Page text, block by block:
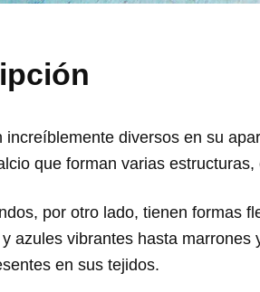
increíblemente diversos en su
que forman varias
por otro lado, tienen formas
azules vibrantes hasta
en sus tejidos.